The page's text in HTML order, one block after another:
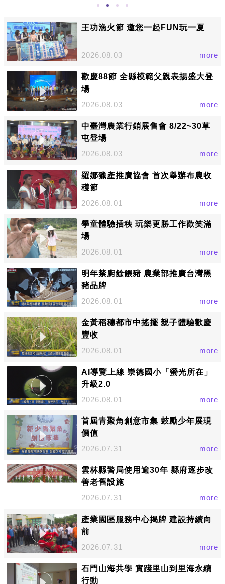
王功漁火節 邀您一起FUN玩一夏
2026.08.03 more
歡慶88節 全縣模範父親表揚盛大登
場
2026.08.03
more
中臺灣農業行銷展售會 8/22~30草
屯登場
2026.08.03
more
羅娜獵產推廣協會 首次舉辦布農收
穫節
2026.08.01
more
學童體驗插秧 玩樂更勝工作歡笑滿
場
2026.08.01
more
明年禁廚餘餵豬 農業部推廣台灣黑
豬品牌
2026.08.01
more
金黃稻穗都市中搖擺 親子體驗歡慶
豐收
2026.08.01
more
AI導覽上線 崇德國小「螢光所在」
升級2.0
2026.08.01
more
首屆青聚角創意市集 鼓勵少年展現
價值
2026.07.31
more
雲林縣警局使用逾30年 縣府逐步改
善老舊設施
2026.07.31
more
產業園區服務中心揭牌 建設持續向
前
2026.07.31
more
石門山海共學 實踐里山到里海永續
行動